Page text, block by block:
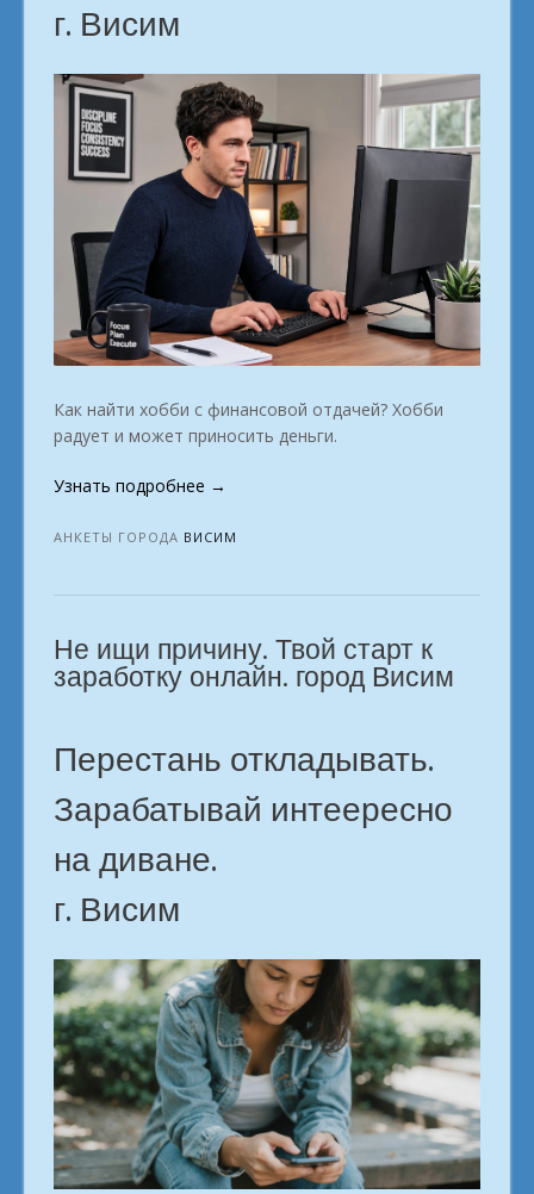
г. Висим
Как найти хобби с финансовой отдачей? Хобби
радует и может приносить деньги.
Узнать подробнее «Домашний
идеи
старта.
→
АНКЕТЫ ГОРОДА ВИСИМ
Не ищи причину. Твой старт к
заработку онлайн. город Висим
Перестань откладывать.
Зарабатывай интеересно
на диване.
г. Висим